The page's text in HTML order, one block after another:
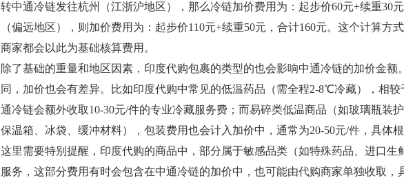
转中通冷链发往杭州（江浙沪地区），那么冷链加价费用为：起步价60元+续重30
（偏远地区），则加价费用为：起步价110元+续重50元，合计160元。这个计算
商家都会以此为基础核算费用。
除了基础的重量和地区因素，印度代购包裹的类型的也会影响中通冷链的加价金
同，加价也会有差异。比如印度代购中常见的低温药品（需全程2-8℃冷藏），相
通冷链会额外收取10-30元/件的专业冷藏服务费；而易碎类低温商品（如玻璃瓶装
保温箱、冰袋、缓冲材料），包装费用也会计入加价中，通常为20-50元/件，具体根
这里需要特别提醒，印度代购的商品中，部分属于敏感品类（如特殊药品、进口
服务，这部分费用有时会包含在中通冷链的加价中，也可能由代购商家单独收取